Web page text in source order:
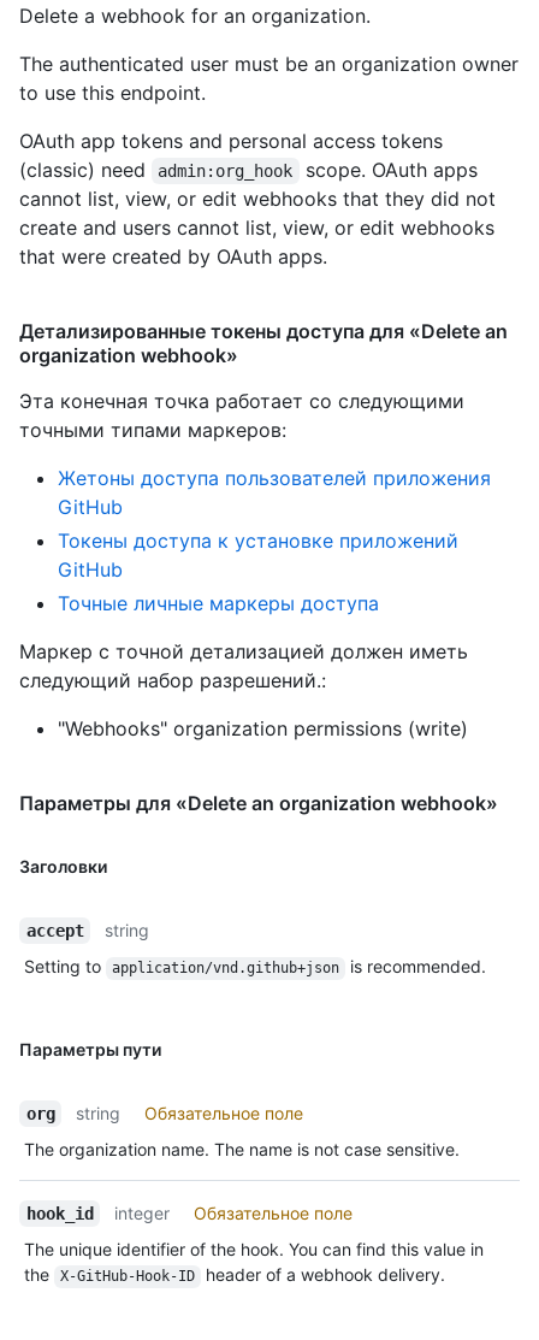
Delete a webhook for an organization.
The authenticated user must be an organization owner
to use this endpoint.
OAuth app tokens and personal access tokens
(classic) need
admin:org_hook
scope. OAuth apps
cannot list, view, or edit webhooks that they did not
create and users cannot list, view, or edit webhooks
that were created by OAuth apps.
Детализированные токены доступа для «Delete an
organization webhook»
Эта конечная точка работает со следующими
точными типами маркеров:
Жетоны доступа пользователей приложения
GitHub
Токены доступа к установке приложений
GitHub
Точные личные маркеры доступа
Маркер с точной детализацией должен иметь
следующий набор разрешений.:
"Webhooks" organization permissions (write)
Параметры для «Delete an organization webhook»
Заголовки
accept
string
Setting to
application/vnd.github+json is recommended.
Параметры пути
org string
Обязательное поле
The organization name. The name is not case sensitive.
hook_id integer
Обязательное поле
The unique identifier of the hook. You can find this value in
the
X-GitHub-Hook-ID header of a webhook delivery.